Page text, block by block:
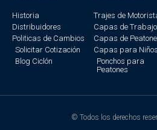
Historia
Distribuidores
Politicas de Cambios
Solicitar Cotización
Blog Ciclón
Trajes de
Capas de Trabajo
Capas de
Capas para Niños
Ponchos para
Peatones
© Todos los derechos